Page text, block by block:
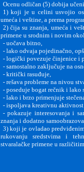
Ocenu odličan (5) dobija
1) koji je u celini usvojio
umeća i veštine, a prema
2) čija su znanja, umeća i
primene u srodnim i novim
- uočava bitno,
- lako odvaja pojedinačno,
- logički povezuje činjenice i
- samostalno zaključuje na
- kritički rasuđuje,
- rešava probleme na nivou
- poseduje bogat rečnik i lako
- lako i brzo primenjuje
- ispoljava kreativnu aktivnost
- pokazuje interesovanja i
znanja i dodatno
3) koji je ovladao
rukovanju sredstvima i
stvaralačke primene u